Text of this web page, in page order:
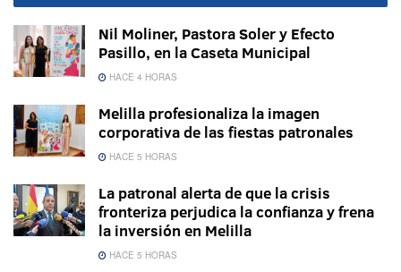
Nil Moliner, Pastora Soler y Efecto
Pasillo, en la Caseta Municipal
HACE 4 HORAS
Melilla profesionaliza la imagen
corporativa de las fiestas patronales
HACE 5 HORAS
La patronal alerta de que la crisis
fronteriza perjudica la confianza y frena
la inversión en Melilla
HACE 5 HORAS